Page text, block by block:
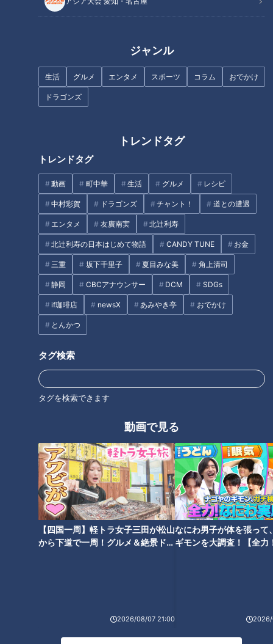
ジャンル
生活 グルメ エンタメ スポーツ コラム おでかけ
ドラゴンズ
トレンドタグ
トレンドタグ
動画 町中華 生活 グルメ レシピ
中村彩賀 ドラゴンズ チャント！ 道との遭遇
エンタメ 友廣南実 北辻利寿
北辻利寿の日本はじめて物語 CANDY TUNE お金
三重 坂下千里子 夏目みな美 角上清司
静岡 CBCアナウンサー DCM SDGs
if珈琲店 newsX あみやき亭 おでかけ
とんかつ
タグ検索
タグを検索できます
動画で見る
【四国一周】軽トラ女子三田が松山
から下道で一周！グルメ＆絶景ドラ
2026/08/07 21:00
なにわ男子が体を張って
ギモンを大調査！【全力
2026/
タリー「ピエロと呼ばれた息
子」第105話
重と京都の“魚鱗癬の会”「ピエ
女性が年収を公開すると成婚率
は“約2倍”？結婚相談所で起きて
いる“年収開示”のリアル
ドキュメンタリー WEB限定
ピエロと呼ばれた息子
オススメ関連コンテンツ
す！」外出先でYouTube視聴者
の症状…5歳児はどう受け止め
皮膚の難病と闘う高校生
が“Official髭男dism”の曲を生演
難病・道化師様魚鱗癬と闘う父
と子の物語